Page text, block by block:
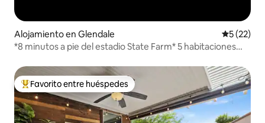
Alojamiento en Glendale
5 (22)
*8 minutos a pie del estadio State Farm* 5 habitaciones
Favorito entre huéspedes preferido
Favorito entre huéspedes